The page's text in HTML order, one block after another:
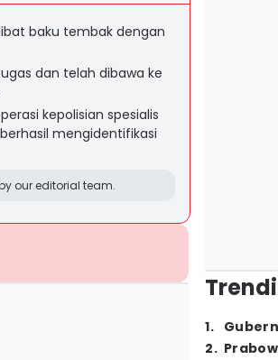
baku tembak dengan
dan telah dibawa ke
kepolisian spesialis
mengidentifikasi
our editorial team.
1.
2.